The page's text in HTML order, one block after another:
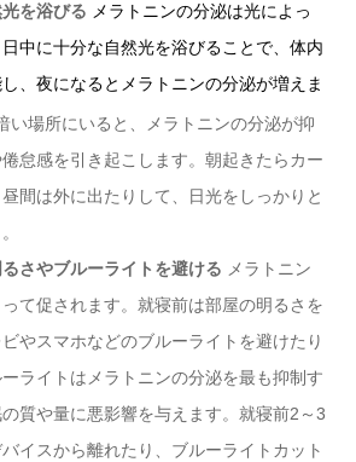
を浴びる メラトニンの分泌は光によっ
中に十分な自然光を浴びることで、体内
、夜になるとメラトニンの分泌が増えま
い場所にいると、メラトニンの分泌が抑
怠感を引き起こします。朝起きたらカー
間は外に出たりして、日光をしっかりと
さやブルーライトを避ける メラトニン
て促されます。就寝前は部屋の明るさを
やスマホなどのブルーライトを避けたり
ライトはメラトニンの分泌を最も抑制す
質や量に悪影響を与えます。就寝前2～3
イスから離れたり、ブルーライトカット